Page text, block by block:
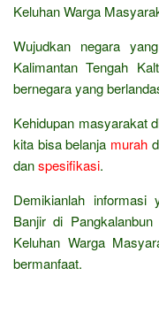
Keluhan Warga
Wujudkan negara
Kalimantan Tengah
bernegara yang
Kehidupan masyarakat
kita bisa belanja murah
danspesifikasi.
Demikianlah informasi
Banjir di
Keluhan Warga
bermanfaat.